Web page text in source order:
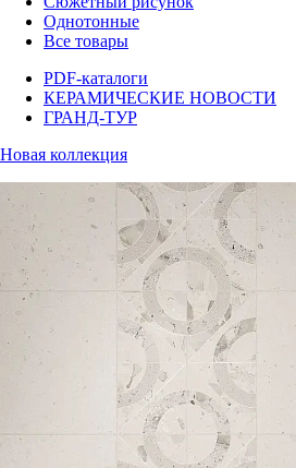
Однотонные
Все товары
PDF-каталоги
КЕРАМИЧЕСКИЕ НОВОСТИ
ГРАНД-ТУР
Новая коллекция